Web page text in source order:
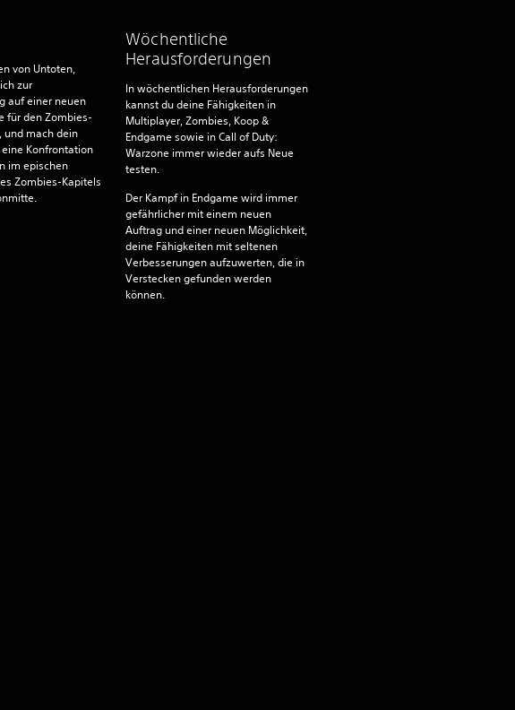
von Untoten,
zur
auf einer neuen
für den Zombies-
und mach dein
Konfrontation
im epischen
Zombies-Kapitels
Wöchentliche
Herausforderungen
In wöchentlichen Herausforderungen
kannst du deine Fähigkeiten in
Multiplayer, Zombies, Koop &
Endgame sowie in Call of Duty:
Warzone immer wieder aufs Neue
testen.
Der Kampf in Endgame wird immer
gefährlicher mit einem neuen
Auftrag und einer neuen Möglichkeit,
deine Fähigkeiten mit seltenen
Verbesserungen aufzuwerten, die in
Verstecken gefunden werden
können.